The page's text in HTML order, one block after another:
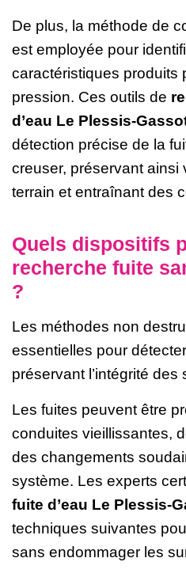
De plus, la méthode de
est employée pour
caractéristiques produits
pression. Ces outils de
d’eau Le Plessis-
détection précise de la
creuser, préservant ainsi
terrain et entraînant des
Quels dispositifs
recherche fuite
?
Les méthodes non
essentielles pour
préservant l’intégrité des
Les fuites peuvent être
conduites vieillissantes,
des changements
système. Les experts
fuite d’eau Le Plessis-
techniques suivantes
sans endommager les